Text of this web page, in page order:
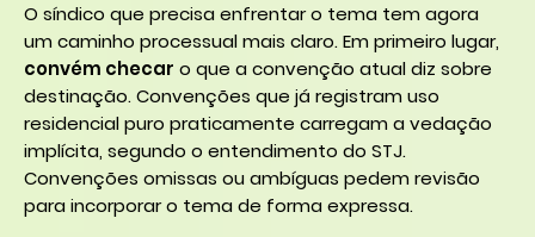
O síndico que precisa enfrentar o tema tem agora
um caminho processual mais claro. Em primeiro lugar,
convém checar o que a convenção atual diz sobre
destinação. Convenções que já registram uso
residencial puro praticamente carregam a vedação
implícita, segundo o entendimento do STJ.
Convenções omissas ou ambíguas pedem revisão
para incorporar o tema de forma expressa.